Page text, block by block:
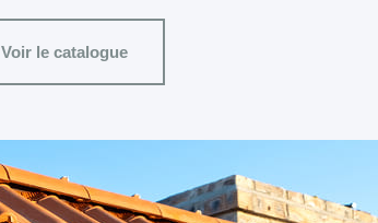
Voir le catalogue